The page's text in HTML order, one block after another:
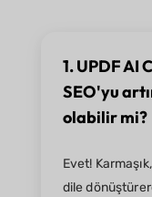
1. UPDF AI
SEO'yu
olabilir mi?
Evet!
dile